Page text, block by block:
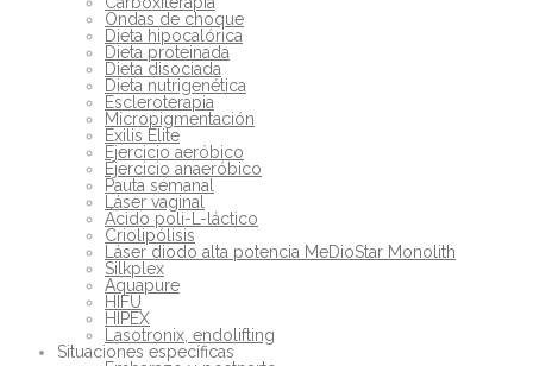
Ondas de choque
Dieta hipocalórica
Dieta proteinada
Dieta disociada
Dieta nutrigenética
Escleroterapia
Micropigmentación
Exilis Elite
Ejercicio aeróbico
Ejercicio anaeróbico
Pauta semanal
Láser vaginal
Ácido poli-L-láctico
Criolipólisis
Láser diodo alta potencia MeDioStar Monolith
Silkplex
Aquapure
HIFU
HIPEX
Lasotronix, endolifting
Situaciones específicas